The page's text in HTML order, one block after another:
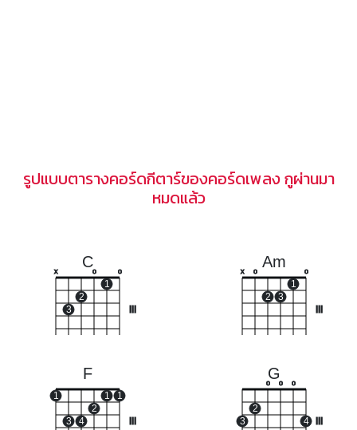
รูปแบบตารางคอร์ดกีตาร์ของคอร์ดเพลง กูผ่านมา
หมดแล้ว
C
x
3
2
o
1
o
Am
x o
2 3
1
o
F
1
3 4
2
1 1
G
3
2
o o o
4